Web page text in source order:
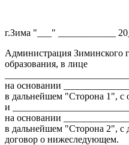
г.Зима "___" ____________
Администрация Зиминского
образования, в лице
на основании
в дальнейшем "Сторона 1", с
и
на основании
в дальнейшем "Сторона 2", с
договор о нижеследующем.